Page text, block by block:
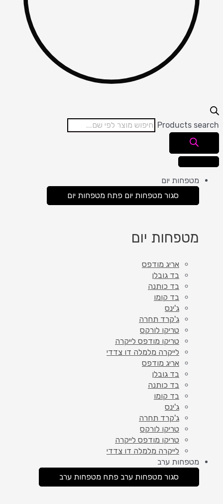
Products search
מטפחות יום
סגור מטפחות יום פתח מטפחות יום
מטפחות יום
אריג מודפס
בד גובלן
בד כותנה
בד קומו
ג'ינס
ג'קרד תחרה
טריקו לורקס
טריקו מודפס לייקרה
לייקרה מלמלה דו צדדי
אריג מודפס
בד גובלן
בד כותנה
בד קומו
ג'ינס
ג'קרד תחרה
טריקו לורקס
טריקו מודפס לייקרה
לייקרה מלמלה דו צדדי
מטפחות ערב
סגור מטפחות ערב פתח מטפחות ערב